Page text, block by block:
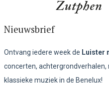
Nieuwsbrief
Ontvang iedere week de Luister
concerten,
klassieke muziek in de Benelux!